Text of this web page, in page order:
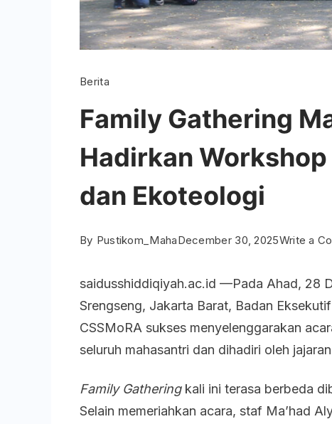
Berita
Family Gathering
Hadirkan
dan Ekoteologi
By Pustikom_MahaDecember 30, 2025Write a
saidusshiddiqiyah.ac.id —Pada Ahad, 28
Srengseng, Jakarta Barat, Badan
CSSMoRA sukses menyelenggarakan
seluruh mahasantri dan dihadiri oleh
Family Gatheringkali ini terasa berbeda
Selain memeriahkan acara, staf Ma’had